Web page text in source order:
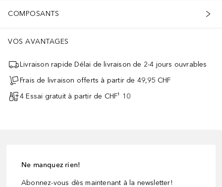
COMPOSANTS
VOS AVANTAGES
Livraison rapide Délai de livraison de 2-4 jours ouvrables
Frais de livraison offerts à partir de 49,95 CHF
4 Essai gratuit à partir de CHF¹ 10
Ne manquez rien!
Abonnez-vous dès maintenant à la newsletter!